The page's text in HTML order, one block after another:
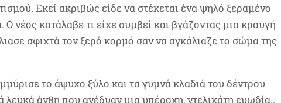
Εκεί ακριβώς είδε να στέκεται ένα ψηλό ξεραμένο
νέος κατάλαβε τι είχε συμβεί και βγάζοντας μια κραυγή
σφιχτά τον ξερό κορμό σαν να αγκάλιαζε το σώμα της
το άψυχο ξύλο και τα γυμνά κλαδιά του δέντρου
άνθη που ανέδυαν μια υπέροχη, ντελικάτη ευωδία..